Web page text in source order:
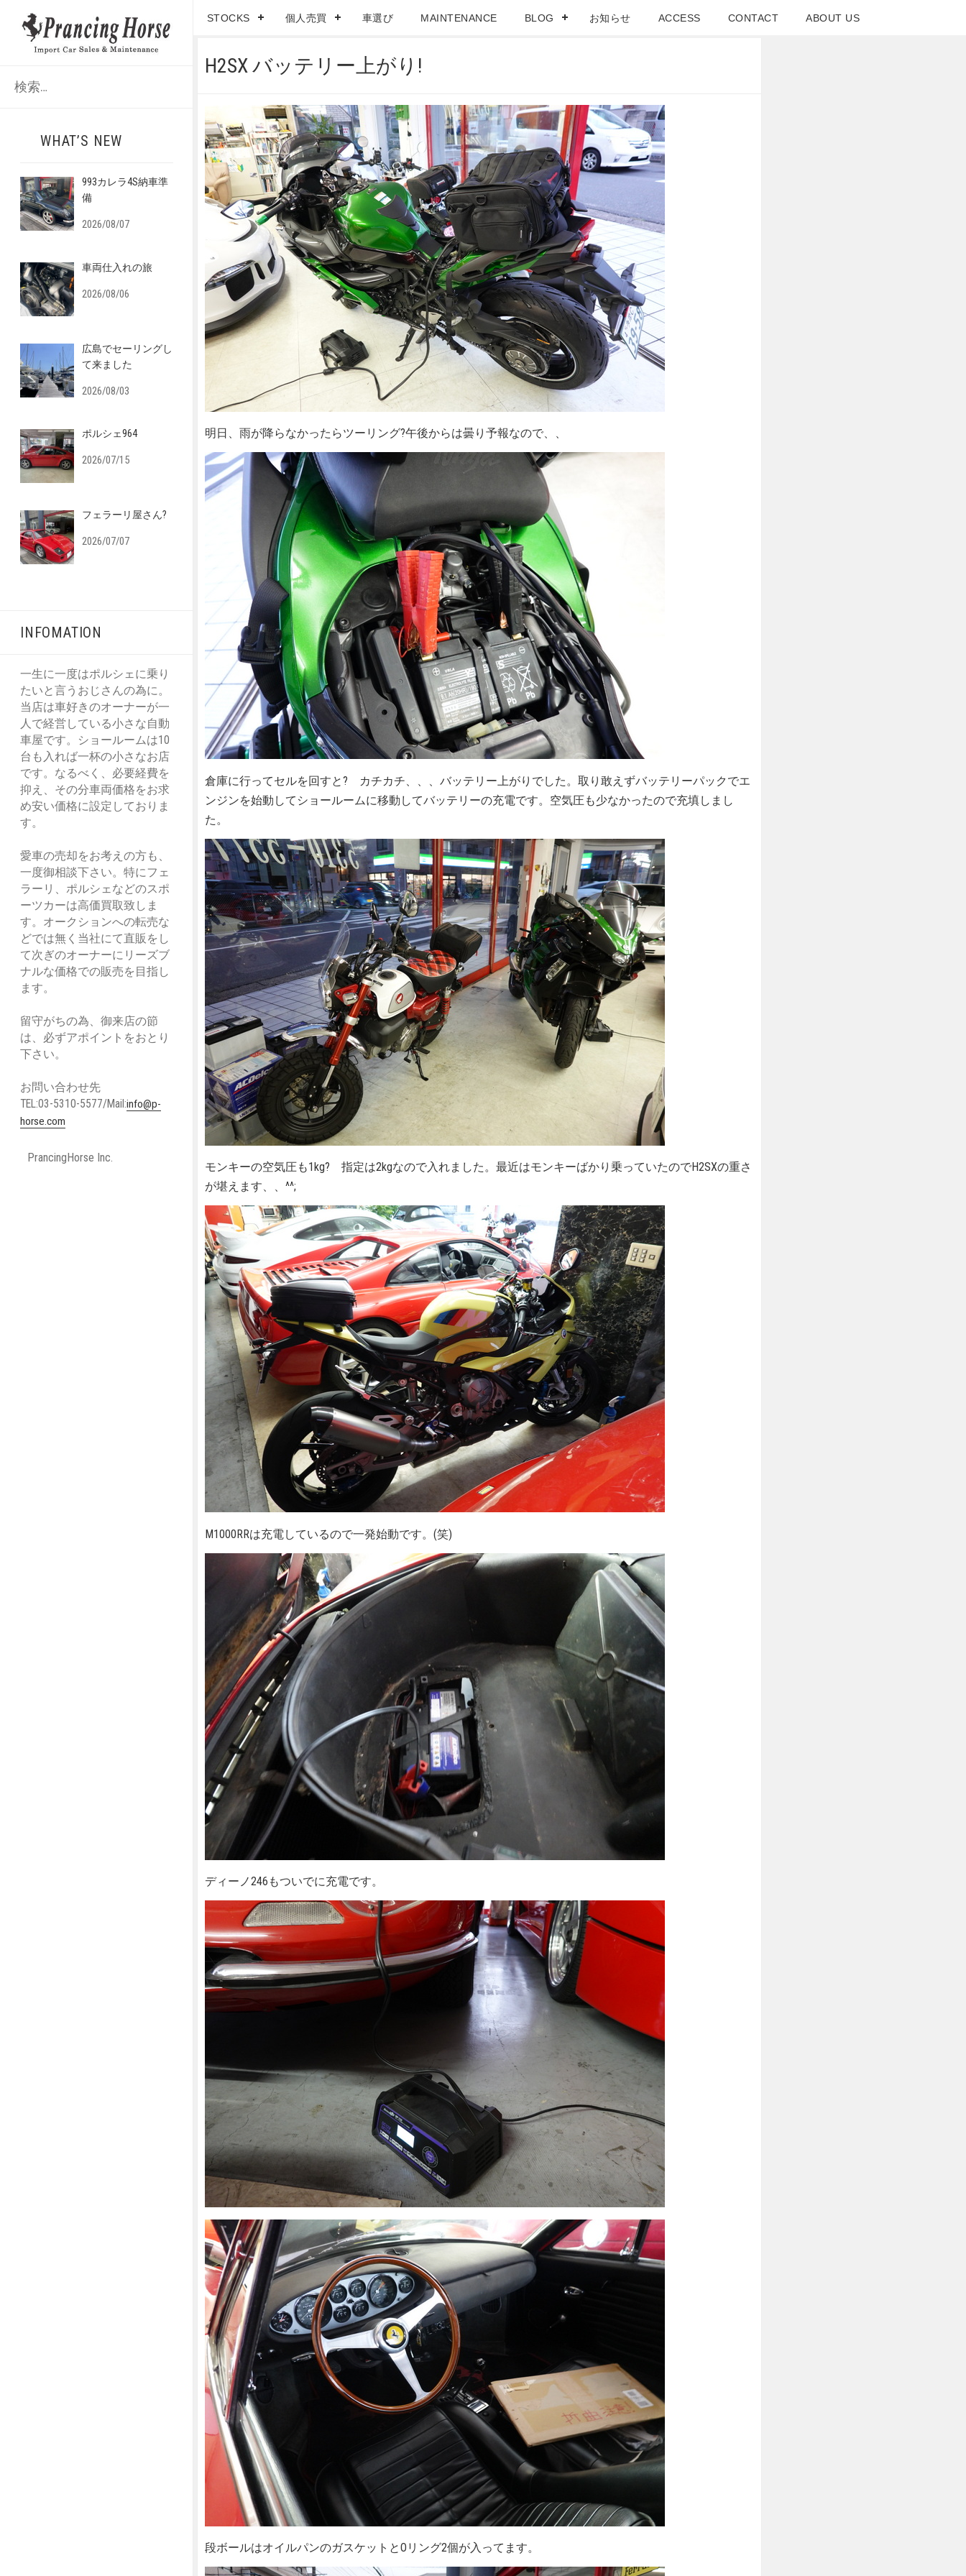
WHAT’S NEW
993カレラ4S納車準
備
2026/08/07
車両仕入れの旅
2026/08/06
広島でセーリングし
て来ました
2026/08/03
ポルシェ964
2026/07/15
フェラーリ屋さん?
2026/07/07
INFOMATION
一生に一度はポルシェに乗り
たいと言うおじさんの為に。
当店は車好きのオーナーが一
人で経営している小さな自動
車屋です。ショールームは10
台も入れば一杯の小さなお店
です。なるべく、必要経費を
抑え、その分車両価格をお求
め安い価格に設定しておりま
す。
愛車の売却をお考えの方も、
一度御相談下さい。特にフェ
ラーリ、ポルシェなどのスポ
ーツカーは高価買取致しま
す。オークションへの転売な
どでは無く当社にて直販をし
て次ぎのオーナーにリーズブ
ナルな価格での販売を目指し
ます。
留守がちの為、御来店の節
は、必ずアポイントをおとり
下さい。
お問い合わせ先
TEL:03-5310-5577/Mail:info@p-
horse.com
PrancingHorse Inc.
STOCKS 個人売買 車選び MAINTENANCE BLOG お知らせ ACCESS CONTACT ABOUT US
H2SX バッテリー上がり!
明日、雨が降らなかったらツーリング?午後からは曇り予報なので、、
倉庫に行ってセルを回すと? カチカチ、、、バッテリー上がりでした。取り敢えずバッテリーパックでエ
ンジンを始動してショールームに移動してバッテリーの充電です。空気圧も少なかったので充填しまし
た。
モンキーの空気圧も1kg? 指定は2kgなので入れました。最近はモンキーばかり乗っていたのでH2SXの重さ
が堪えます、、^^;
M1000RRは充電しているので一発始動です。(笑)
ディーノ246もついでに充電です。
段ボールはオイルパンのガスケットとOリング2個が入ってます。